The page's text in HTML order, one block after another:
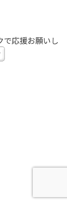
で応援お願いし